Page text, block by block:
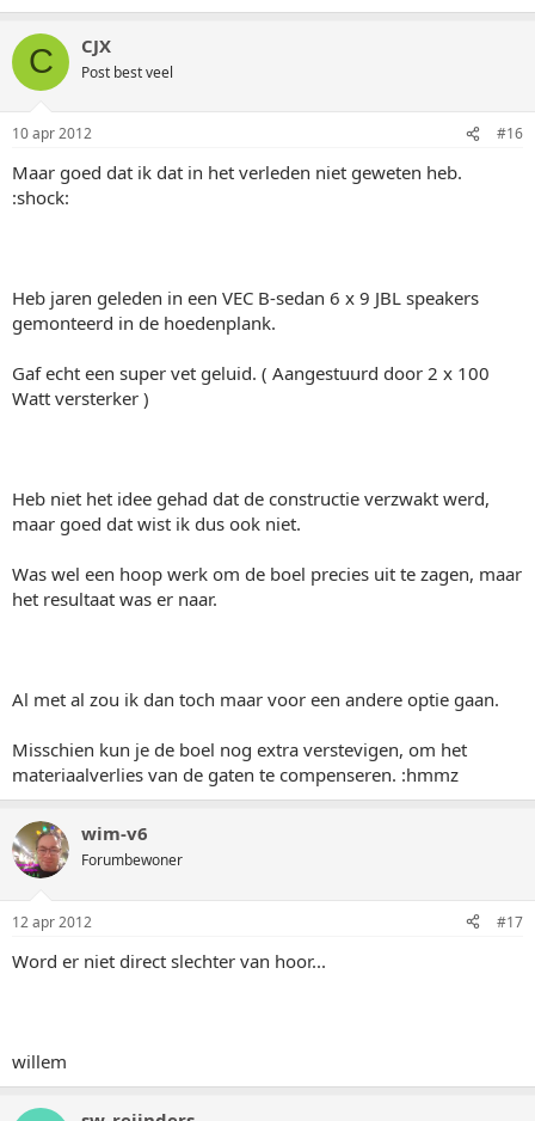
C CJX
Post best veel
10 apr 2012 #16
Maar goed dat ik dat in het verleden niet geweten heb.
:shock:
Heb jaren geleden in een VEC B-sedan 6 x 9 JBL speakers
gemonteerd in de hoedenplank.
Gaf echt een super vet geluid. ( Aangestuurd door 2 x 100
Watt versterker )
Heb niet het idee gehad dat de constructie verzwakt werd,
maar goed dat wist ik dus ook niet.
Was wel een hoop werk om de boel precies uit te zagen, maar
het resultaat was er naar.
Al met al zou ik dan toch maar voor een andere optie gaan.
Misschien kun je de boel nog extra verstevigen, om het
materiaalverlies van de gaten te compenseren. :hmmz
wim-v6
Forumbewoner
12 apr 2012 #17
Word er niet direct slechter van hoor...
willem